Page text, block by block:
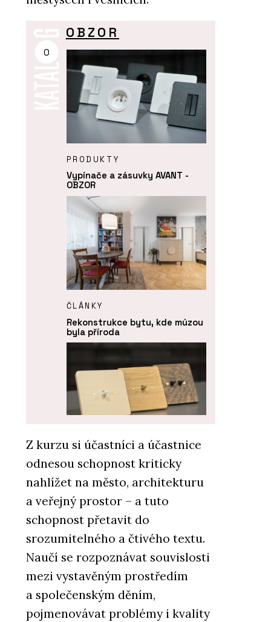
O
OBZOR
PRODUKTY
Vypínače a zásuvky AVANT -
OBZOR
ČLÁNKY
Rekonstrukce bytu, kde múzou
byla příroda
PRODUKTY
Vypínače a zásuvky NEXA
QUADRO - OBZOR
PRODUKTY
Vypínače a zásuvky RETRO -
Z kurzu si účastníci a účastnice
odnesou schopnost kriticky
nahlížet na město, architekturu
a veřejný prostor – a tuto
schopnost přetavit do
srozumitelného a čtivého textu.
Naučí se rozpoznávat souvislosti
mezi vystavěným prostředím
a společenským děním,
pojmenovávat problémy i kvality